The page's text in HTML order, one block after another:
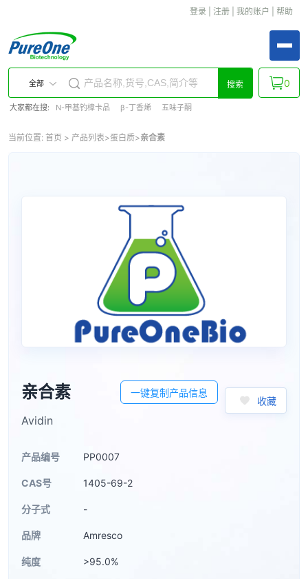
登录 注册 我的账户 帮助
全部 搜索
大家都在搜: N-甲基钓樟卡品 β-丁香烯 五味子酮
0
当前位置: 首页 > 产品列表>蛋白质>亲合素
亲合素 一键复制产品信息
收藏
Avidin
产品编号 PP0007
CAS号 1405-69-2
分子式 -
品牌 Amresco
纯度 >95.0%